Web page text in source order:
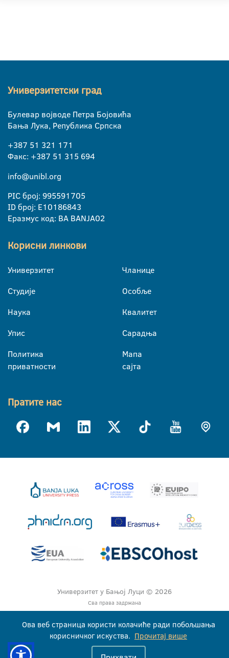
Универзитетски град
Булевар војводе Петра Бојовића
Бања Лука, Република Српска
+387 51 321 171
Факс: +387 51 315 694
info@unibl.org
PIC број: 995591705
ID број: E10186843
Еразмус код: BA BANJA02
Корисни линкови
Универзитет
Студије
Наука
Упис
Политика
приватности
Чланице
Особље
Квалитет
Сарадња
Мапа
сајта
Пратите нас
Универзитет у Бањој Луци © 2026
Сва права задржана
Ова веб страница користи колачиће ради побољшања
корисничког искуства. Прочитај више